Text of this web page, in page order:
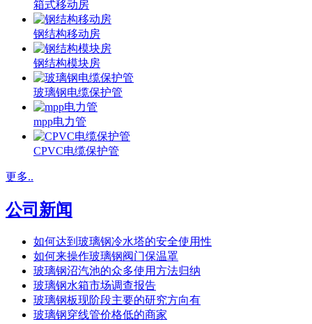
箱式移动房
钢结构移动房
钢结构模块房
玻璃钢电缆保护管
mpp电力管
CPVC电缆保护管
更多..
公司新闻
如何达到玻璃钢冷水塔的安全使用性
如何来操作玻璃钢阀门保温罩
玻璃钢沼汽池的众多使用方法归纳
玻璃钢水箱市场调查报告
玻璃钢板现阶段主要的研究方向有
玻璃钢穿线管价格低的商家